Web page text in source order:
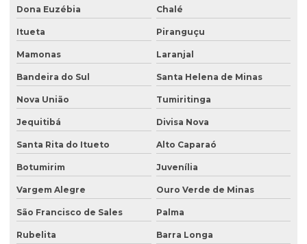
Dona Euzébia Chalé
Itueta Piranguçu
Mamonas Laranjal
Bandeira do Sul Santa Helena de Minas
Nova União Tumiritinga
Jequitibá Divisa Nova
Santa Rita do Itueto Alto Caparaó
Botumirim Juvenília
Vargem Alegre Ouro Verde de Minas
São Francisco de Sales Palma
Rubelita Barra Longa